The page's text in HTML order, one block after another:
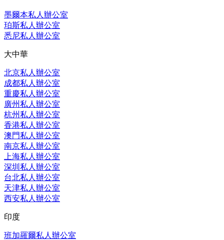
墨爾本私人辦公室
珀斯私人辦公室
悉尼私人辦公室
大中華
北京私人辦公室
成都私人辦公室
重慶私人辦公室
廣州私人辦公室
杭州私人辦公室
香港私人辦公室
澳門私人辦公室
南京私人辦公室
上海私人辦公室
深圳私人辦公室
台北私人辦公室
天津私人辦公室
西安私人辦公室
印度
班加羅爾私人辦公室